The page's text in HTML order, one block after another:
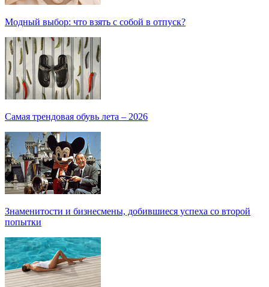
Модный выбор: что взять с собой в отпуск?
Самая трендовая обувь лета – 2026
Знаменитости и бизнесмены, добившиеся успеха со второй
попытки